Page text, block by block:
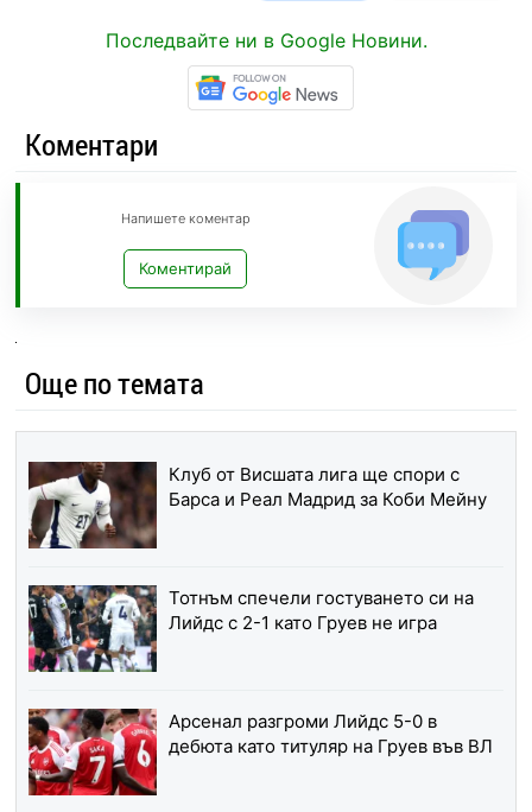
Последвайте ни в Google Новини.
Коментари
Напишете коментар
Коментирай
Още по темата
Клуб от Висшата лига ще спори с
Барса и Реал Мадрид за Коби Мейну
Тотнъм спечели гостуването си на
Лийдс с 2-1 като Груев не игра
Арсенал разгроми Лийдс 5-0 в
дебюта като титуляр на Груев във ВЛ